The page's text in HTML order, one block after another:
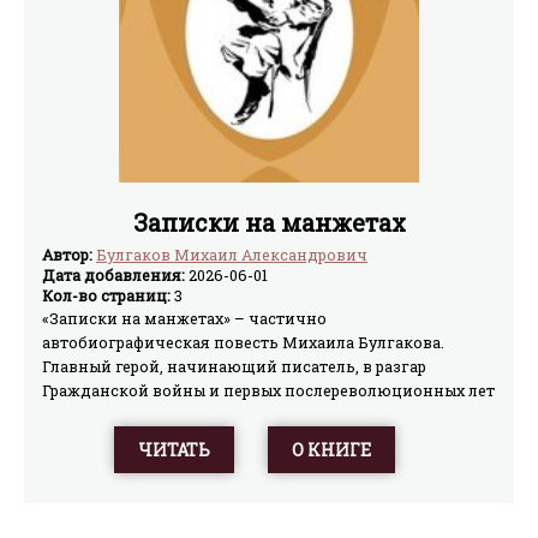
Записки на манжетах
Автор:Булгаков Михаил Александрович
Дата добавления:2026-06-01
Кол-во страниц:3
«Записки на манжетах» – частично
автобиографическая повесть Михаила Булгакова.
Главный герой, начинающий писатель, в разгар
Гражданской войны и первых послереволюционных лет
охватывает его скитания по Кавказу, работу в
подотделе искусств и отчаянные попытки заработать
ЧИТАТЬ О КНИГЕ